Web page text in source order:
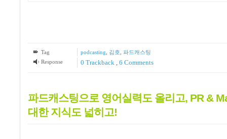
Tag podcasting 김호 파드캐스팅
Response
0 Trackback , 6 Comments
파드캐스팅으로 영어실력도 올리고, PR &
대한 지식도 넓히고!